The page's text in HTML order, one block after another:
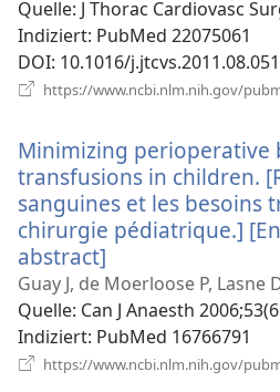
Quelle‎: J Thorac Cardiovasc
Indiziert‎: PubMed 22075061
DOI‎: 10.1016/j.jtcvs.2011.08.051
https://www.ncbi.nlm.nih.gov/
Minimizing perioperative
transfusions in children.
sanguines et les besoins
chirurgie pédiatrique.]
abstract]
neues
Fenster)
Guay J, de Moerloose P, Lasne
Quelle‎: Can J Anaesth
Indiziert‎: PubMed 16766791
https://www.ncbi.nlm.nih.gov/